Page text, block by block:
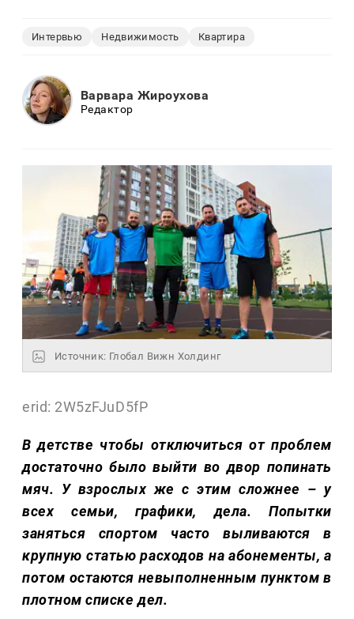
Интервью Недвижимость Квартира
Варвара Жироухова
Редактор
Источник: Глобал Вижн Холдинг
erid: 2W5zFJuD5fP
В детстве чтобы отключиться от проблем
достаточно было выйти во двор попинать
мяч. У взрослых же с этим сложнее – у
всех семьи, графики, дела. Попытки
заняться спортом часто выливаются в
крупную статью расходов на абонементы, а
потом остаются невыполненным пунктом в
плотном списке дел.